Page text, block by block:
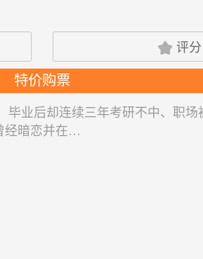
 评分
特价购票
毕业后却连续三年考研不中、职场
经暗恋并在…